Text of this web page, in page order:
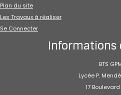
Plan du site
Les Travaux à réaliser
Se Connecter
Informations
BTS
Lycée P.
17